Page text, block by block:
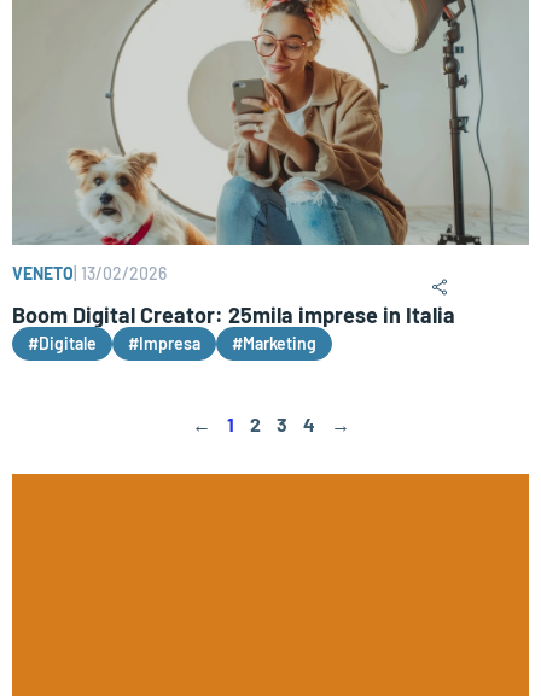
VENETO 13/02/2026
Boom Digital Creator: 25mila imprese in Italia
#Digitale #Impresa #Marketing
← 1 2 3 4 →